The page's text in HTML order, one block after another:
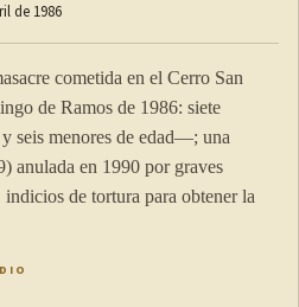
de 1986
cometida en el Cerro San
de Ramos de 1986: siete
seis menores de edad—; una
anulada en 1990 por graves
de tortura para obtener la